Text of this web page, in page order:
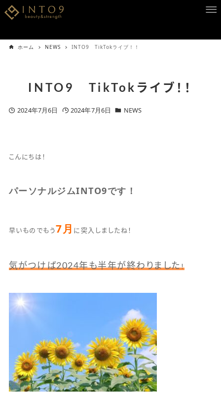
ホーム NEWS INTO9 TikTokライブ！！
INTO9 TikTokライブ！！
2024年7月6日 2024年7月6日 NEWS
こんにちは！
パーソナルジムINTO9です！
早いものでもう7月 に突入しましたね！
気がつけば2024年も半年が終わりました！